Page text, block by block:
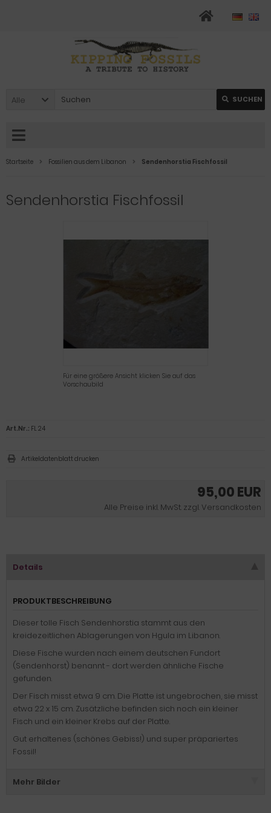
Alle SUCHEN
Startseite Fossilien aus dem Libanon Sendenhorstia Fischfossil
Sendenhorstia Fischfossil
Für eine größere Ansicht klicken Sie auf das
Vorschaubild
95,00 EUR
Alle Preise inkl. MwSt. zzgl. Versandkosten
Art.Nr.: FL 24
Artikeldatenblatt drucken
Details
PRODUKTBESCHREIBUNG
Dieser tolle Fisch Sendenhorstia stammt aus den
kreidezeitlichen Ablagerungen von Hgula im Libanon.
Diese Fische wurden nach einem deutschen Fundort
(Sendenhorst) benannt - dort werden ähnliche Fische
gefunden.
Der Fisch misst etwa 9 cm. Die Platte ist ungebrochen, sie misst
etwa 22 x 15 cm. Zusätzliche befinden sich noch ein kleiner
Fisch und ein kleiner Krebs auf der Platte.
Gut erhaltenes (schönes Gebiss!) und super präpariertes
Fossil!
Mehr Bilder